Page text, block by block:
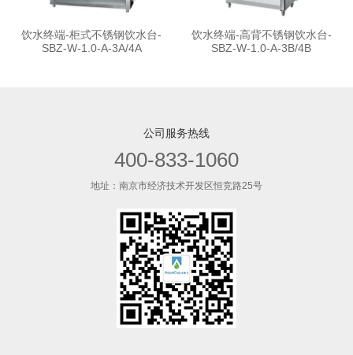
饮水终端-柜式不锈钢饮水台-
SBZ-W-1.0-A-3A/4A
饮水终端-高背不锈钢饮水台-
SBZ-W-1.0-A-3B/4B
公司服务热线
400-833-1060
地址：南京市经济技术开发区恒竞路25号